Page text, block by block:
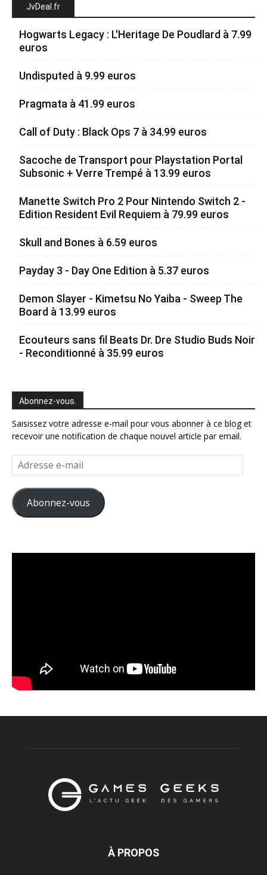
JvDeal.fr
Hogwarts Legacy : L'Heritage De Poudlard à 7.99
euros
Undisputed à 9.99 euros
Pragmata à 41.99 euros
Call of Duty : Black Ops 7 à 34.99 euros
Sacoche de Transport pour Playstation Portal
Subsonic + Verre Trempé à 13.99 euros
Manette Switch Pro 2 Pour Nintendo Switch 2 -
Edition Resident Evil Requiem à 79.99 euros
Skull and Bones à 6.59 euros
Payday 3 - Day One Edition à 5.37 euros
Demon Slayer - Kimetsu No Yaiba - Sweep The
Board à 13.99 euros
Ecouteurs sans fil Beats Dr. Dre Studio Buds Noir
- Reconditionné à 35.99 euros
Abonnez-vous.
Saisissez votre adresse e-mail pour vous abonner à ce blog et
recevoir une notification de chaque nouvel article par email.
Adresse
e-
mail
Abonnez-vous
À PROPOS